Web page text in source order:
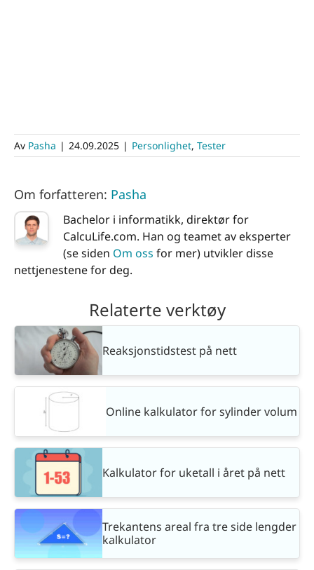
Av Pasha | 24.09.2025 | Personlighet, Tester
Om forfatteren: Pasha
Bachelor i informatikk, direktør for
CalcuLife.com. Han og teamet av eksperter
(se siden Om oss for mer) utvikler disse
nettjenestene for deg.
Relaterte verktøy
Reaksjonstidstest på nett
Online kalkulator for sylinder volum
Kalkulator for uketall i året på nett
Trekantens areal fra tre side lengder
kalkulator